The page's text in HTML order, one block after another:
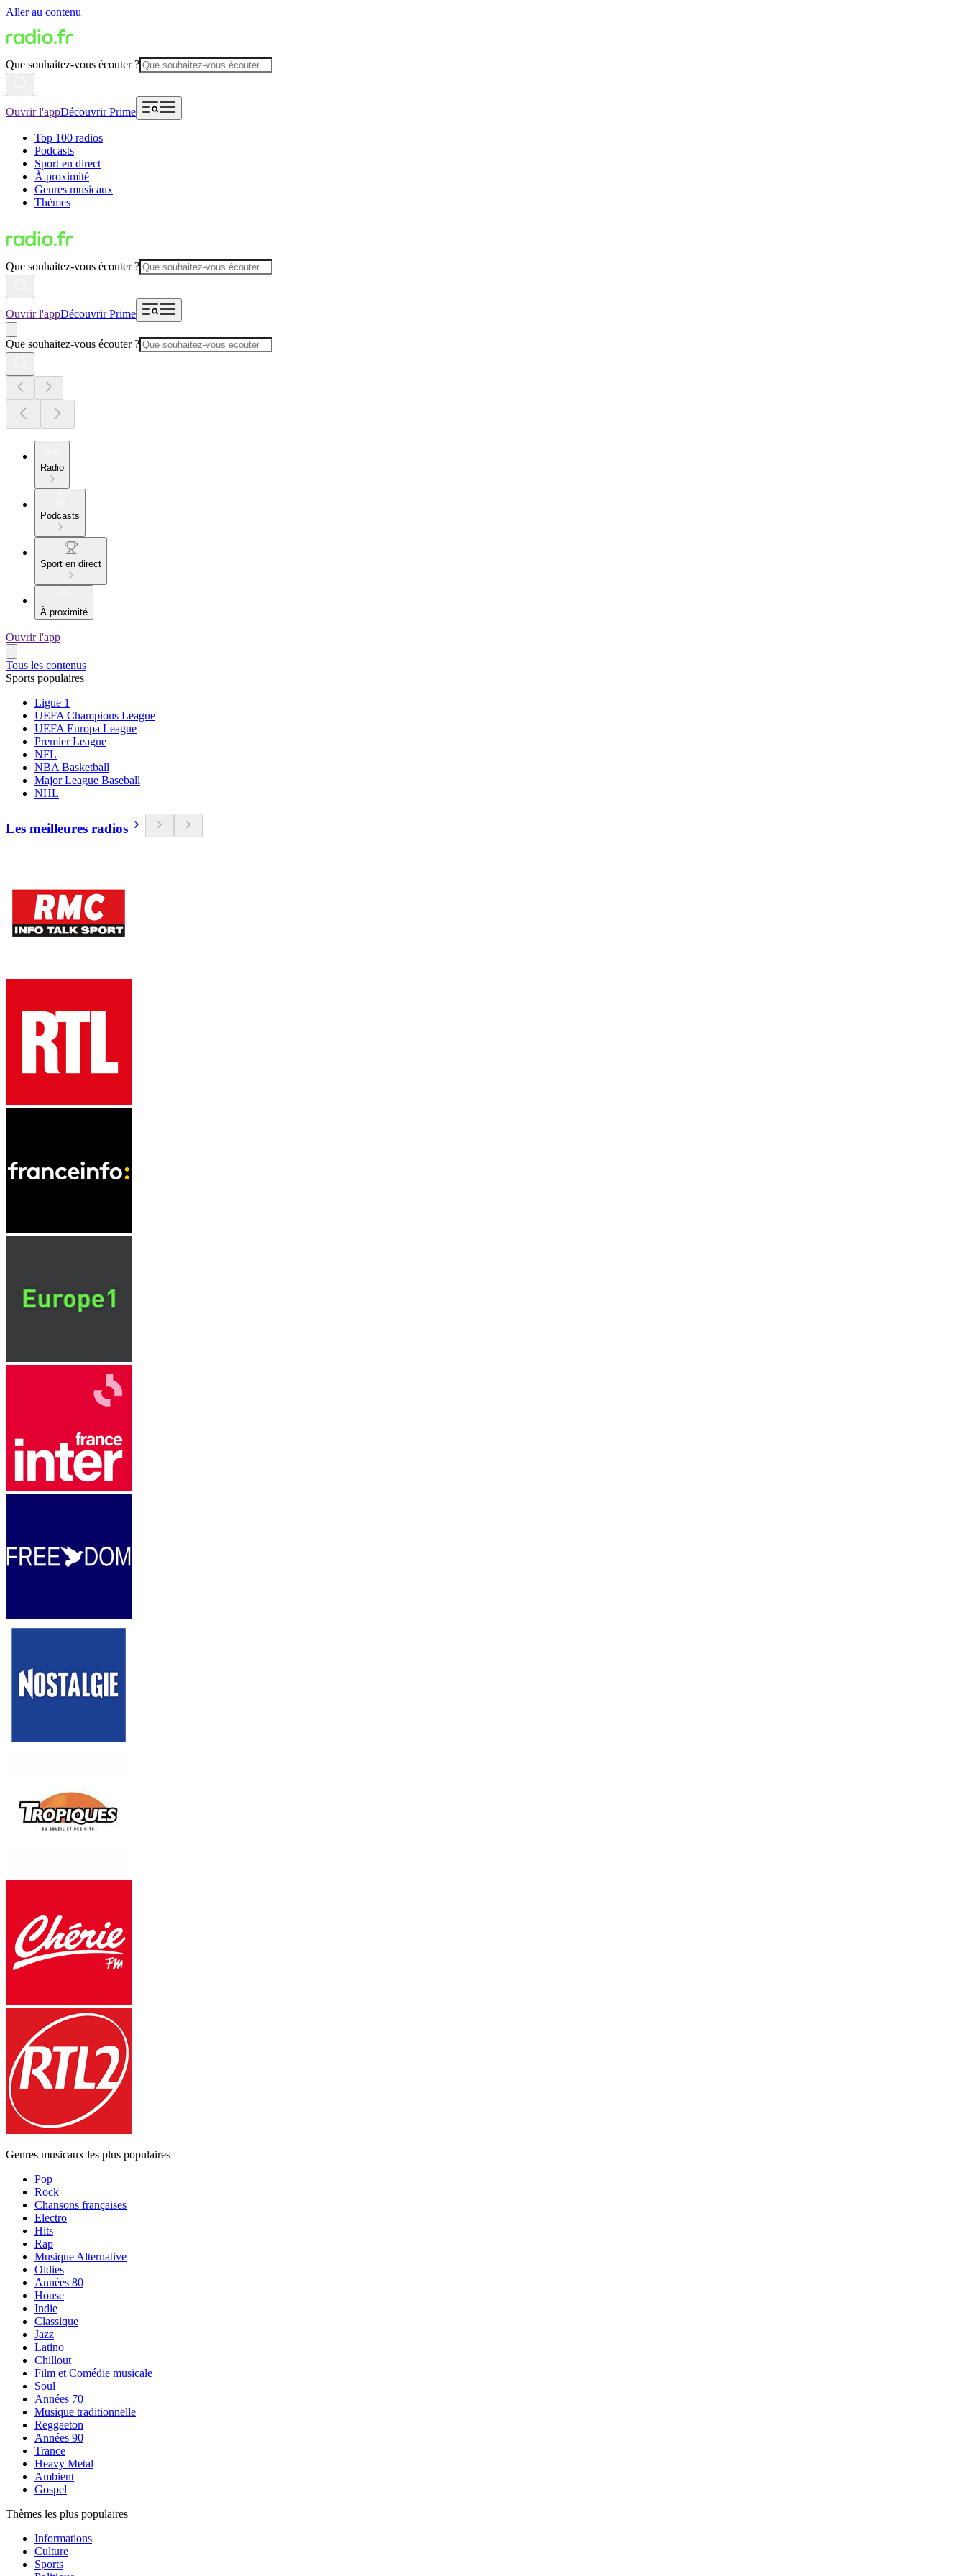
Aller au contenu
Que souhaitez-vous écouter ?
Ouvrir l'appDécouvrir Prime
Top 100 radios
Podcasts
Sport en direct
À proximité
Genres musicaux
Thèmes
Que souhaitez-vous écouter ?
Ouvrir l'appDécouvrir Prime
Que souhaitez-vous écouter ?
Radio
Podcasts
Sport en direct
À proximité
Ouvrir l'app
Tous les contenus
Sports populaires
Ligue 1
UEFA Champions League
UEFA Europa League
Premier League
NFL
NBA Basketball
Major League Baseball
NHL
Les meilleures radios
Genres musicaux les plus populaires
Pop
Rock
Chansons françaises
Electro
Hits
Rap
Musique Alternative
Oldies
Années 80
House
Indie
Classique
Jazz
Latino
Chillout
Film et Comédie musicale
Soul
Années 70
Musique traditionnelle
Reggaeton
Années 90
Trance
Heavy Metal
Ambient
Gospel
Thèmes les plus populaires
Informations
Culture
Sports